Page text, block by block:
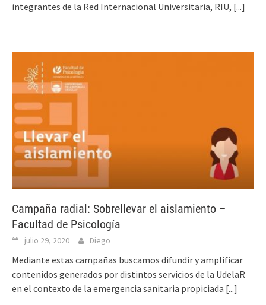
integrantes de la Red Internacional Universitaria, RIU, [...]
Campaña radial: Sobrellevar el aislamiento –
Facultad de Psicología
julio 29, 2020 Diego
Mediante estas campañas buscamos difundir y amplificar
contenidos generados por distintos servicios de la UdelaR
en el contexto de la emergencia sanitaria propiciada [...]